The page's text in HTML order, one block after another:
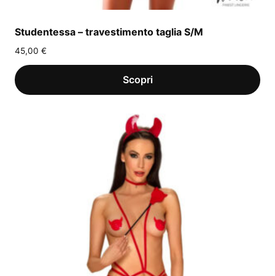
Studentessa – travestimento taglia S/M
45,00 €